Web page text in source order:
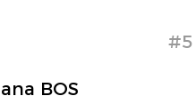
BOS
#5